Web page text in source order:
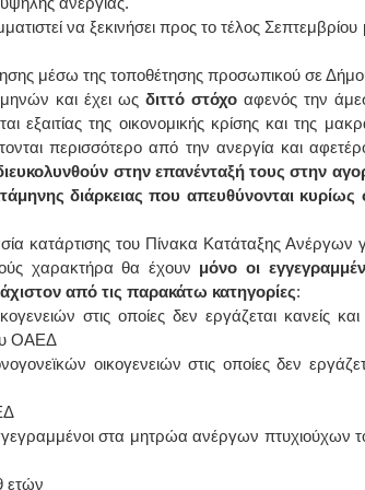
να ξεκινήσει προς το τέλος Σεπτεμβρίου
μέσω της τοποθέτησης προσωπικού σε
και έχει ως διττό στόχοαφενός την
εξαιτίας της οικονομικής κρίσης και της
περισσότερο από την ανεργία και
στην επανένταξή τους στην
διάρκειας που απευθύνονται κυρίως
κατάρτισης του Πίνακα Κατάταξης Ανέργων
χαρακτήρα θα έχουν μόνο οι
από τις παρακάτω κατηγορίες:
στις οποίες δεν εργάζεται κανείς και
ΟΑΕΔ
οικογενειών στις οποίες δεν
στα μητρώα ανέργων πτυχιούχων
ετών
ΧΕΙΡΟΥΡΓΟΣ
ΟΦΘΑΛΜΙΑΤΡΟΣ
Διδάκτωρ Ιατρικής Σχολής
Πανεπιστημίου Αθηνών
Καλλιπόλεως 3,Νέα Σμύρνη,
τηλ:210-9320215
Καβέτσου 10, Μυτιλήνη, τηλ:
2251038065
Χειρουργός Ωτορινολαρυγγολόγος
Έλενα Μπούμπα
Στρατιωτικός Ιατρός
Διδ.Παν.Αθηνών
Διπλωματούχος Ευρ.Ακαδημίας
2102467085 & 6938502258
email- elenboumpa@gmail.com